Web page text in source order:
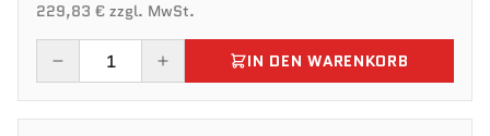
229,83 € zzgl. MwSt.
IN DEN WARENKORB